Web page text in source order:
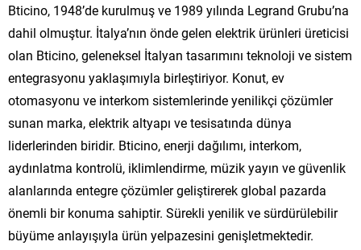
Bticino, 1948’de kurulmuş ve 1989 yılında Legrand Grubu’na
dahil olmuştur. İtalya’nın önde gelen elektrik ürünleri üreticisi
olan Bticino, geleneksel İtalyan tasarımını teknoloji ve sistem
entegrasyonu yaklaşımıyla birleştiriyor. Konut, ev
otomasyonu ve interkom sistemlerinde yenilikçi çözümler
sunan marka, elektrik altyapı ve tesisatında dünya
liderlerinden biridir. Bticino, enerji dağılımı, interkom,
aydınlatma kontrolü, iklimlendirme, müzik yayın ve güvenlik
alanlarında entegre çözümler geliştirerek global pazarda
önemli bir konuma sahiptir. Sürekli yenilik ve sürdürülebilir
büyüme anlayışıyla ürün yelpazesini genişletmektedir.